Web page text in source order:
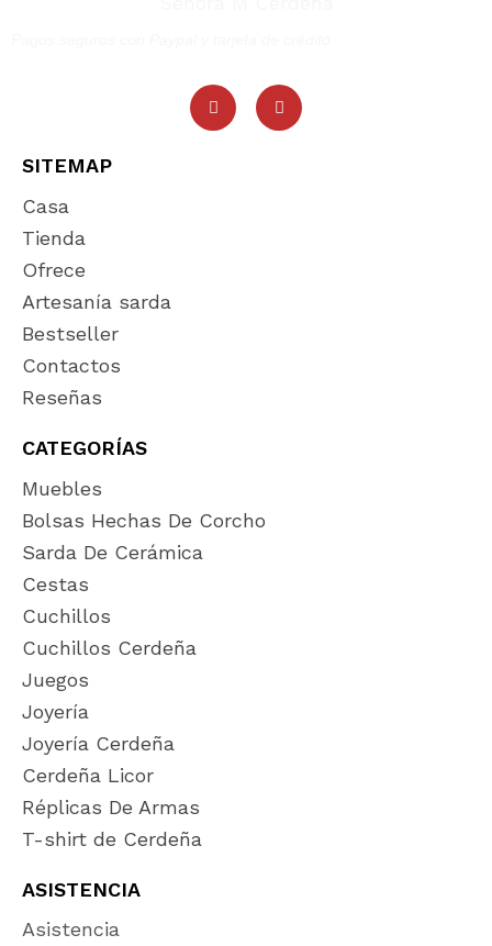
SITEMAP
Casa
Tienda
Ofrece
Artesanía sarda
Bestseller
Contactos
Reseñas
CATEGORÍAS
Muebles
Bolsas Hechas De Corcho
Sarda De Cerámica
Cestas
Cuchillos
Cuchillos Cerdeña
Juegos
Joyería
Joyería Cerdeña
Cerdeña Licor
Réplicas De Armas
T-shirt de Cerdeña
ASISTENCIA
Asistencia